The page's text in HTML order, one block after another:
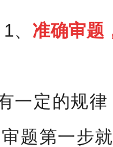
1、 准确审题
一定的规
题第一步